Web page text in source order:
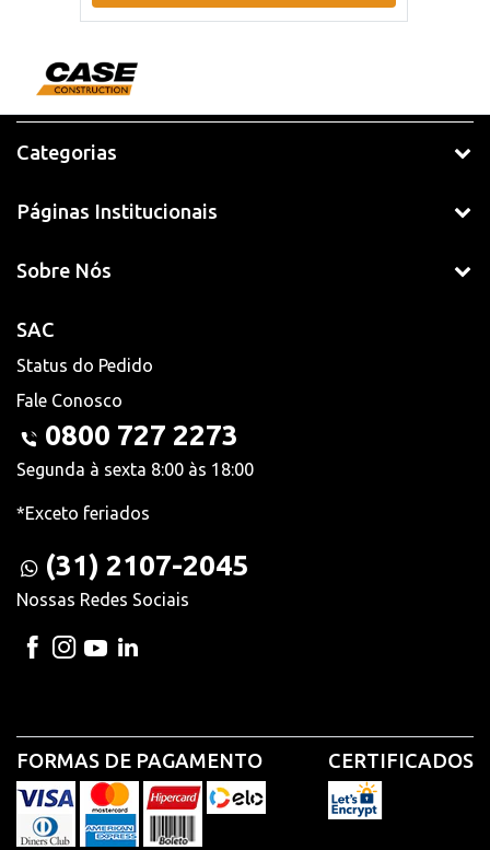
Categorias
Páginas Institucionais
Sobre Nós
SAC
Status do Pedido
Fale Conosco
0800 727 2273
Segunda à sexta 8:00 às 18:00
*Exceto feriados
(31) 2107-2045
Nossas Redes Sociais
FORMAS DE PAGAMENTO CERTIFICADOS